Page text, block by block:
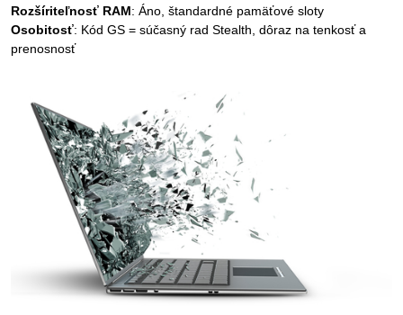
Rozšíriteľnosť RAM: Áno, štandardné pamäťové sloty
Osobitosť: Kód GS = súčasný rad Stealth, dôraz na tenkosť a
prenosnosť